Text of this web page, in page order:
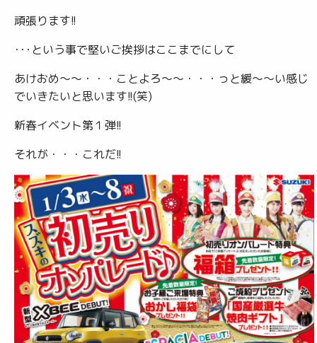
頑張ります!!
･･･という事で堅いご挨拶はここまでにして
あけおめ～～・・・ことよろ～～・・・っと緩～～い感じ
でいきたいと思います!!(笑)
新春イベント第１弾!!
それが・・・これだ!!